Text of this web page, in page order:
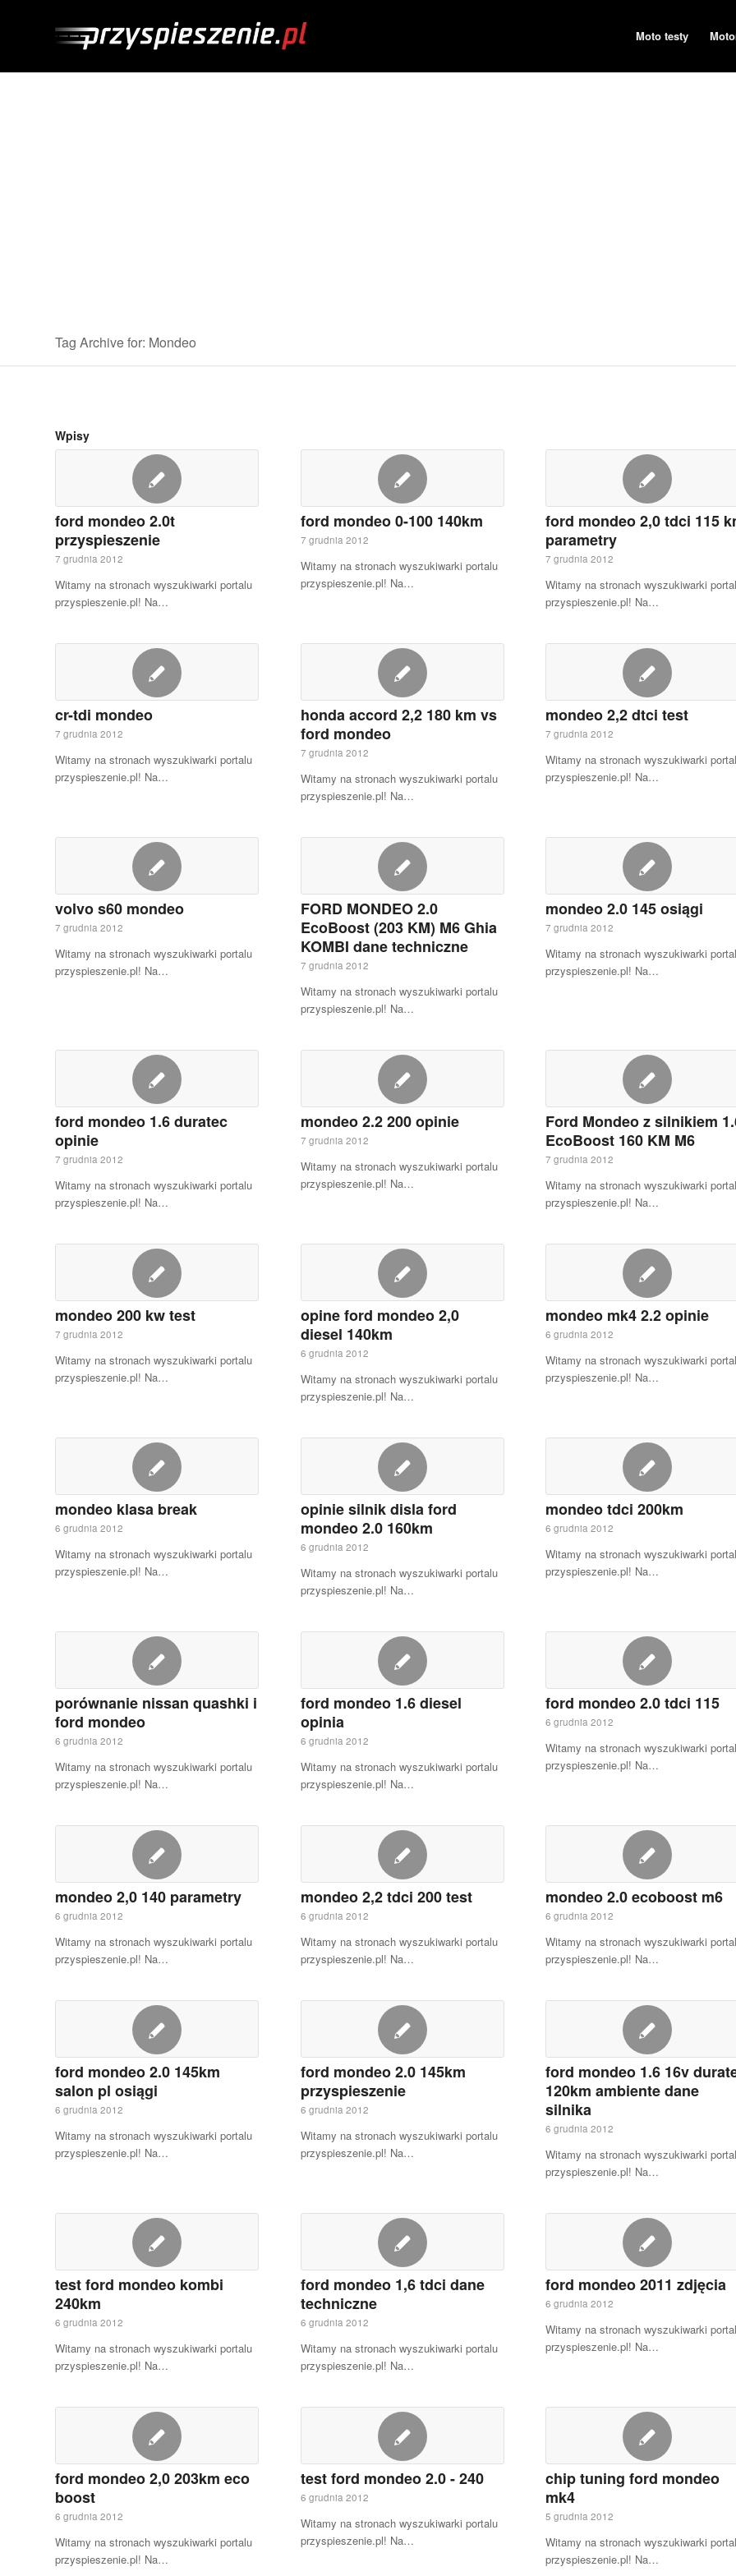
Moto testy
Tag Archive for: Mondeo
Wpisy
ford mondeo 2.0t
przyspieszenie
7 grudnia 2012
Witamy na stronach wyszukiwarki portalu
przyspieszenie.pl! Na…
ford mondeo 0-100 140km
7 grudnia 2012
Witamy na stronach wyszukiwarki portalu
przyspieszenie.pl! Na…
ford mondeo 2,0 tdci 115
parametry
7 grudnia 2012
Witamy na stronach wyszukiwarki
przyspieszenie.pl! Na…
cr-tdi mondeo
7 grudnia 2012
Witamy na stronach wyszukiwarki portalu
przyspieszenie.pl! Na…
honda accord 2,2 180 km vs
ford mondeo
7 grudnia 2012
Witamy na stronach wyszukiwarki portalu
przyspieszenie.pl! Na…
mondeo 2,2 dtci test
7 grudnia 2012
Witamy na stronach wyszukiwarki
przyspieszenie.pl! Na…
volvo s60 mondeo
7 grudnia 2012
Witamy na stronach wyszukiwarki portalu
przyspieszenie.pl! Na…
FORD MONDEO 2.0
EcoBoost (203 KM) M6 Ghia
KOMBI dane techniczne
7 grudnia 2012
Witamy na stronach wyszukiwarki portalu
przyspieszenie.pl! Na…
mondeo 2.0 145 osiągi
7 grudnia 2012
Witamy na stronach wyszukiwarki
przyspieszenie.pl! Na…
ford mondeo 1.6 duratec
opinie
7 grudnia 2012
Witamy na stronach wyszukiwarki portalu
przyspieszenie.pl! Na…
mondeo 2.2 200 opinie
7 grudnia 2012
Witamy na stronach wyszukiwarki portalu
przyspieszenie.pl! Na…
Ford Mondeo z silnikiem
EcoBoost 160 KM M6
7 grudnia 2012
Witamy na stronach wyszukiwarki
przyspieszenie.pl! Na…
mondeo 200 kw test
7 grudnia 2012
Witamy na stronach wyszukiwarki portalu
przyspieszenie.pl! Na…
opine ford mondeo 2,0
diesel 140km
6 grudnia 2012
Witamy na stronach wyszukiwarki portalu
przyspieszenie.pl! Na…
mondeo mk4 2.2 opinie
6 grudnia 2012
Witamy na stronach wyszukiwarki
przyspieszenie.pl! Na…
mondeo klasa break
6 grudnia 2012
Witamy na stronach wyszukiwarki portalu
przyspieszenie.pl! Na…
opinie silnik disla ford
mondeo 2.0 160km
6 grudnia 2012
Witamy na stronach wyszukiwarki portalu
przyspieszenie.pl! Na…
mondeo tdci 200km
6 grudnia 2012
Witamy na stronach wyszukiwarki
przyspieszenie.pl! Na…
porównanie nissan quashki i
ford mondeo
6 grudnia 2012
Witamy na stronach wyszukiwarki portalu
przyspieszenie.pl! Na…
ford mondeo 1.6 diesel
opinia
6 grudnia 2012
Witamy na stronach wyszukiwarki portalu
przyspieszenie.pl! Na…
ford mondeo 2.0 tdci 115
6 grudnia 2012
Witamy na stronach wyszukiwarki
przyspieszenie.pl! Na…
mondeo 2,0 140 parametry
6 grudnia 2012
Witamy na stronach wyszukiwarki portalu
przyspieszenie.pl! Na…
mondeo 2,2 tdci 200 test
6 grudnia 2012
Witamy na stronach wyszukiwarki portalu
przyspieszenie.pl! Na…
mondeo 2.0 ecoboost m6
6 grudnia 2012
Witamy na stronach wyszukiwarki
przyspieszenie.pl! Na…
ford mondeo 2.0 145km
salon pl osiągi
6 grudnia 2012
Witamy na stronach wyszukiwarki portalu
przyspieszenie.pl! Na…
ford mondeo 2.0 145km
przyspieszenie
6 grudnia 2012
Witamy na stronach wyszukiwarki portalu
przyspieszenie.pl! Na…
ford mondeo 1.6 16v
120km ambiente dane
silnika
6 grudnia 2012
Witamy na stronach wyszukiwarki
przyspieszenie.pl! Na…
test ford mondeo kombi
240km
6 grudnia 2012
Witamy na stronach wyszukiwarki portalu
przyspieszenie.pl! Na…
ford mondeo 1,6 tdci dane
techniczne
6 grudnia 2012
Witamy na stronach wyszukiwarki portalu
przyspieszenie.pl! Na…
ford mondeo 2011 zdjęcia
6 grudnia 2012
Witamy na stronach wyszukiwarki
przyspieszenie.pl! Na…
ford mondeo 2,0 203km eco
boost
6 grudnia 2012
Witamy na stronach wyszukiwarki portalu
przyspieszenie.pl! Na…
test ford mondeo 2.0 - 240
6 grudnia 2012
Witamy na stronach wyszukiwarki portalu
przyspieszenie.pl! Na…
chip tuning ford mondeo
mk4
5 grudnia 2012
Witamy na stronach wyszukiwarki
przyspieszenie.pl! Na…